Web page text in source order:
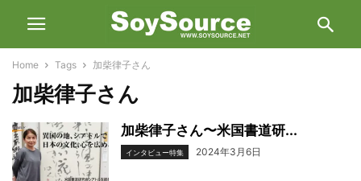
Home Tags 加柴律子さん
加柴律子さん
加柴律子さん〜米国書道研...
インタビュー特集 2024年3月6日